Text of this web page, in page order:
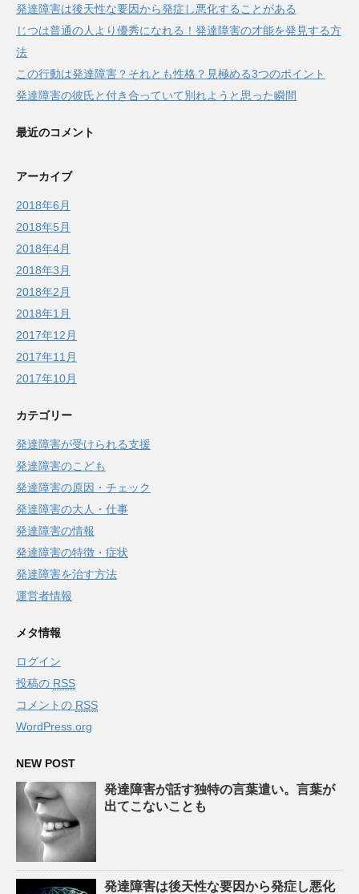
発達障害は後天性な要因から発症し悪化することがある
じつは普通の人より優秀になれる！発達障害の才能を発見する方
法
この行動は発達障害？それとも性格？見極める3つのポイント
発達障害の彼氏と付き合っていて別れようと思った瞬間
最近のコメント
アーカイブ
2018年6月
2018年5月
2018年4月
2018年3月
2018年2月
2018年1月
2017年12月
2017年11月
2017年10月
カテゴリー
発達障害が受けられる支援
発達障害のこども
発達障害の原因・チェック
発達障害の大人・仕事
発達障害の情報
発達障害の特徴・症状
発達障害を治す方法
運営者情報
メタ情報
ログイン
投稿の RSS
コメントの RSS
WordPress.org
NEW POST
発達障害が話す独特の言葉遣い。言葉が
出てこないことも
発達障害は後天性な要因から発症し悪化